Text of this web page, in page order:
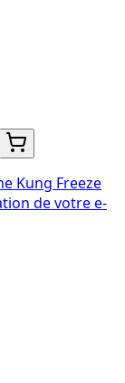
Kung Freeze
de votre e-